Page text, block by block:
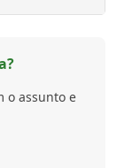
o assunto e